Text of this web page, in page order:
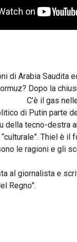
di Arabia Saudita
Dopo la
C’è il gas
di Putin parte
della tecno-destra
“culturale”. Thiel è
le ragioni e gli
al giornalista e
Regno”.